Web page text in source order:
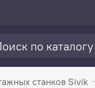
станков Sivik